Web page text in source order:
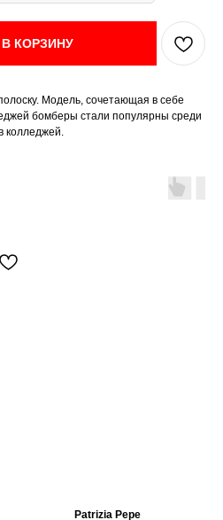
КОРЗИНУ
Модель, сочетающая в себе
бомберы стали популярны среди
колледжей.
Patrizia Pepe